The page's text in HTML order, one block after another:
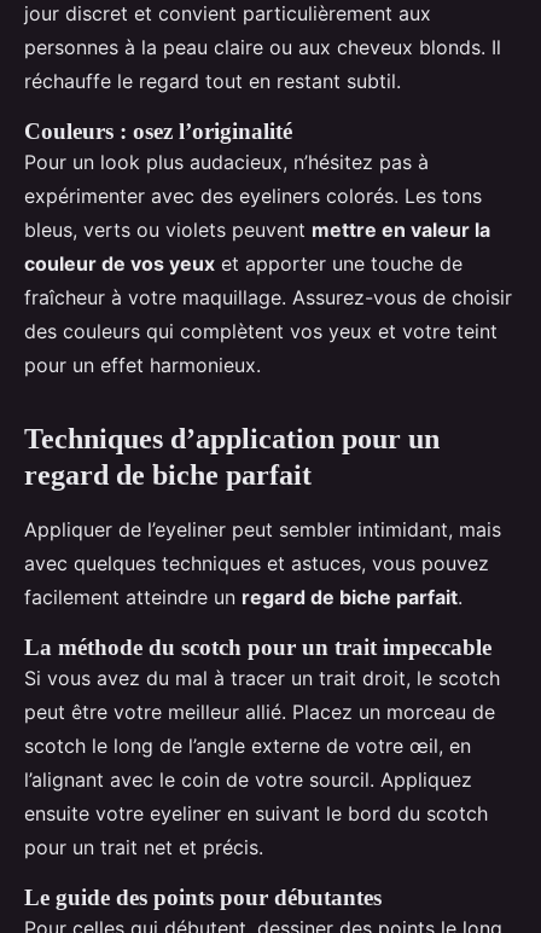
jour discret et convient particulièrement aux
personnes à la peau claire ou aux cheveux blonds. Il
réchauffe le regard tout en restant subtil.
Couleurs : osez l’originalité
Pour un look plus audacieux, n’hésitez pas à
expérimenter avec des eyeliners colorés. Les tons
bleus, verts ou violets peuvent mettre en valeur la
couleur de vos yeux et apporter une touche de
fraîcheur à votre maquillage. Assurez-vous de choisir
des couleurs qui complètent vos yeux et votre teint
pour un effet harmonieux.
Techniques d’application pour un
regard de biche parfait
Appliquer de l’eyeliner peut sembler intimidant, mais
avec quelques techniques et astuces, vous pouvez
facilement atteindre un regard de biche parfait.
La méthode du scotch pour un trait impeccable
Si vous avez du mal à tracer un trait droit, le scotch
peut être votre meilleur allié. Placez un morceau de
scotch le long de l’angle externe de votre œil, en
l’alignant avec le coin de votre sourcil. Appliquez
ensuite votre eyeliner en suivant le bord du scotch
pour un trait net et précis.
Le guide des points pour débutantes